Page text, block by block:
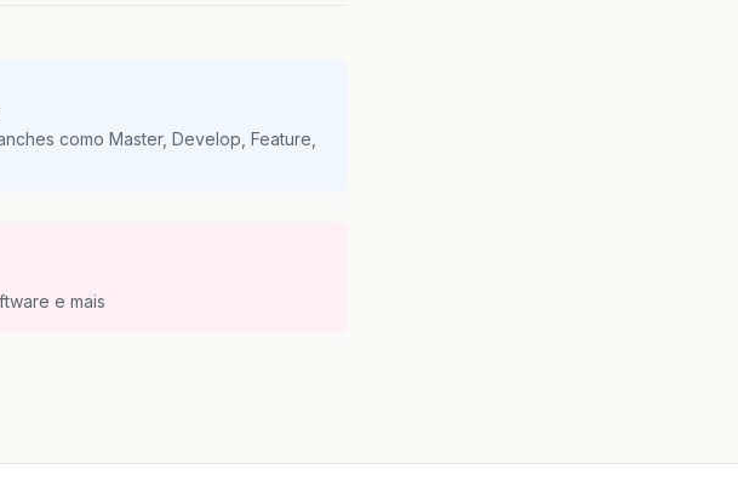
como Master, Develop, Feature,
e mais